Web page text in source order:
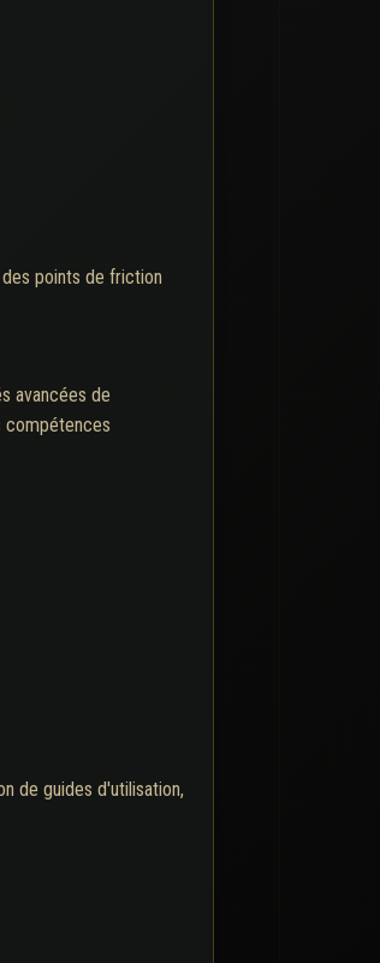
points de friction
avancées de
compétences
de guides d'utilisation,